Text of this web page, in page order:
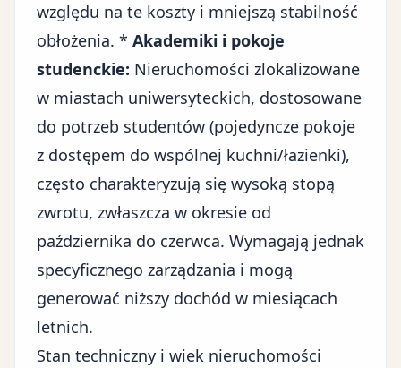
względu na te koszty i mniejszą stabilność
obłożenia. * Akademiki i pokoje
studenckie: Nieruchomości zlokalizowane
w miastach uniwersyteckich, dostosowane
do potrzeb studentów (pojedyncze pokoje
z dostępem do wspólnej kuchni/łazienki),
często charakteryzują się wysoką stopą
zwrotu, zwłaszcza w okresie od
października do czerwca. Wymagają jednak
specyficznego zarządzania i mogą
generować niższy dochód w miesiącach
letnich.
Stan techniczny i wiek nieruchomości